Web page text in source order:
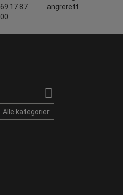
69 17 87
00
angrerett
Alle kategorier